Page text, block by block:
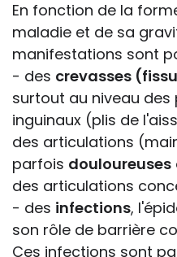
En fonction de la
maladie et de sa
manifestations sont
- des crevasses
surtout au niveau des
inguinaux (plis de
des articulations
parfois douloureuses
des articulations
- des infections,
son rôle de barrière
Ces infections sont